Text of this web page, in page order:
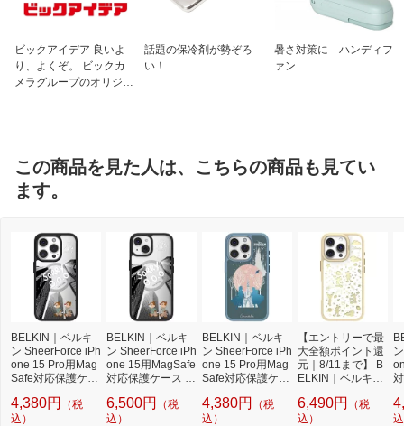
ビックアイデア 良いよ
り、よくぞ。 ビックカ
メラグループのオリジナ
話題の保冷剤が勢ぞろ
い！
暑さ対策に ハンディフ
ァン
この商品を見た人は、こちらの商品も見てい
ます。
BELKIN｜ベルキ
ン SheerForce iPh
one 15 Pro用Mag
Safe対応保護ケー
4,380円
（税
込）
BELKIN｜ベルキ
ン SheerForce iPh
one 15用MagSafe
対応保護ケース チ
6,500円
（税
込）
BELKIN｜ベルキ
ン SheerForce iPh
one 15 Pro用Mag
Safe対応保護ケー
4,380円
（税
込）
【エントリーで最
大全額ポイント還
元｜8/11まで】 B
ELKIN｜ベルキン
e 16 Pro用MagSaf
e対応保護ケース
6,490円
（税
込）